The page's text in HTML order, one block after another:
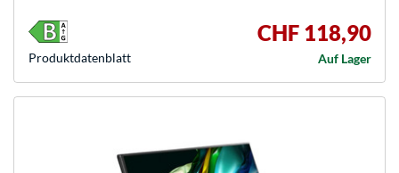
CHF 118,90
Auf Lager
Produkt­datenblatt